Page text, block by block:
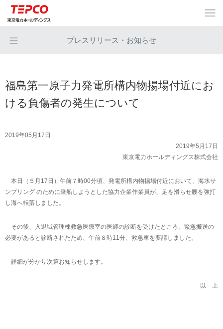
プレスリリース・お知らせ
福島第一原子力発電所構内物揚場付近にお
ける負傷者の発生について
2019年05月17日
2019年5月17日
東京電力ホールディングス株式会社
本日（５月17日）午前７時00分頃、発電所構内物揚場付近において、海水サ
ンプリング のために乗船しようとした協力企業作業員が、足を滑らせ腰を強打
し海へ転落しました。
その後、入退域管理棟救急医療室の医師の診断を受けたところ、緊急搬送の
必要があると診断されたため、午前８時11分、救急車を要請しました。
詳細が分かり次第お知らせします。
以 上